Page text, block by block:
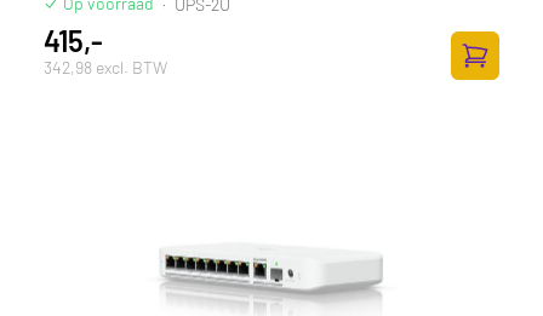
415,-
342,98 excl. BTW